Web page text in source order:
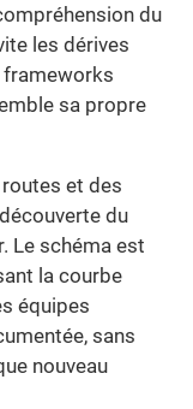
du
les dérives
frameworks
sa propre
et des
du
Le schéma est
la courbe
équipes
sans
nouveau